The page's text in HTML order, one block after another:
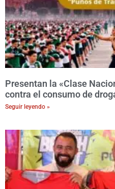
Presentan la «Clase
contra el consumo de
Seguir leyendo »